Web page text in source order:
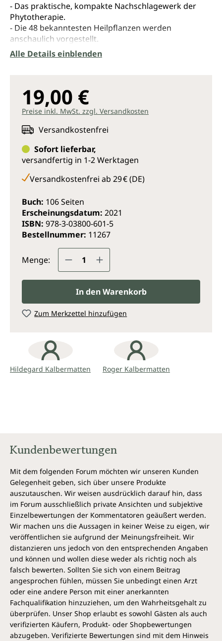
- Das praktische, kompakte Nachschlagewerk der
Phytotherapie.
- Die 48 bekanntesten Heilpflanzen werden
anschaulich vorgestellt.
- Wirkung für Körper und Seele.
und gesunden Tagen Genesung und Vitalität
schenken.
einer hohen inneren Qualität - sind die idealen Mittel,
vermitteln. So können die Urtinkturen nicht nur auf
der körperlichen, sondern auch auf der seelischen
Ebene wirken.
bekannten Heilpflanzen auf anschauliche Weise vor.
Durch das Studium des Wesens wird es dem
Therapeuten oder Patienten ermöglicht, eine innere
Beziehung zur Pflanze aufzunehmen, wodurch sich
deren Heilkräfte in hohem Masse entfalten können.
Alle Details einblenden
19,00 €
Preise inkl. MwSt. zzgl. Versandkosten
Versandkostenfrei
Sofort lieferbar,
versandfertig in 1-2 Werktagen
Versandkostenfrei ab 29 € (DE)
Buch: 106 Seiten
Erscheinungsdatum: 2021
ISBN: 978-3-03800-601-5
Bestellnummer: 11267
Menge: Produkt Anzahl: Gib den
In den Warenkorb
Zum Merkzettel hinzufügen
Hildegard Kalbermatten Roger Kalbermatten
Kundenbewertungen
Mit dem folgenden Forum möchten wir unseren Kunden
Gelegenheit geben, sich über unsere Produkte
auszutauschen. Wir weisen ausdrücklich darauf hin, dass
im Forum ausschließlich private Ansichten und subjektive
Einzelbewertungen der Kommentatoren geäußert werden.
Wir machen uns die Aussagen in keiner Weise zu eigen, wir
veröffentlichen sie aufgrund der Meinungsfreiheit. Wir
distanzieren uns jedoch von den entsprechenden Angaben
und können und wollen diese weder als richtig noch als
falsch bewerten. Sollten Sie sich von einem Beitrag
angesprochen fühlen, müssen Sie unbedingt einen Arzt
oder eine andere Person mit einer anerkannten
Fachqualifikation hinzuziehen, um den Wahrheitsgehalt zu
überprüfen. Unser Shop erlaubt es sowohl Gästen als auch
verifizierten Käufern, Produkt- oder Shopbewertungen
abzugeben. Verifizierte Bewertungen sind mit dem Hinweis